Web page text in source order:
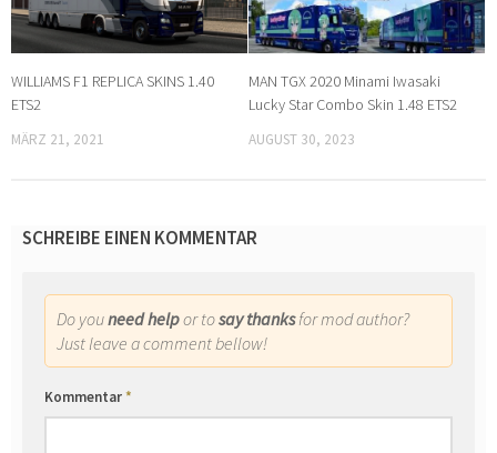
WILLIAMS F1 REPLICA SKINS 1.40
ETS2
MÄRZ 21, 2021
MAN TGX 2020 Minami Iwasaki
Lucky Star Combo Skin 1.48 ETS2
AUGUST 30, 2023
SCHREIBE EINEN KOMMENTAR
Do youneed helpor tosay thanksfor mod author?
Just leave a comment bellow!
Kommentar*